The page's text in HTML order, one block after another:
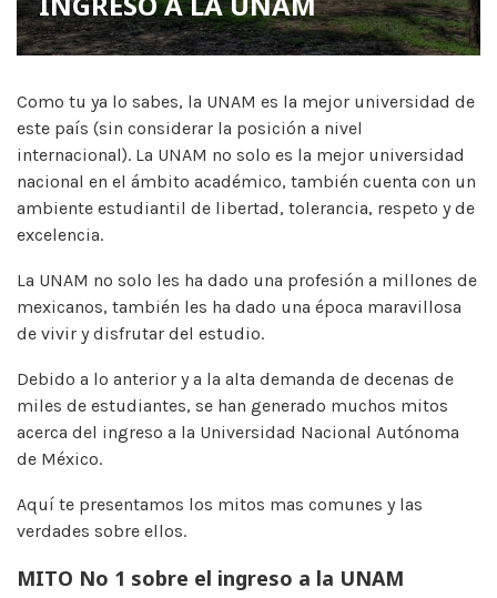
Como tu ya lo sabes, la UNAM es la mejor universidad de
este país (sin considerar la posición a nivel
internacional). La UNAM no solo es la mejor universidad
nacional en el ámbito académico, también cuenta con un
ambiente estudiantil de libertad, tolerancia, respeto y de
excelencia.
La UNAM no solo les ha dado una profesión a millones de
mexicanos, también les ha dado una época maravillosa
de vivir y disfrutar del estudio.
Debido a lo anterior y a la alta demanda de decenas de
miles de estudiantes, se han generado muchos mitos
acerca del ingreso a la Universidad Nacional Autónoma
de México.
Aquí te presentamos los mitos mas comunes y las
verdades sobre ellos.
MITO No 1 sobre el ingreso a la UNAM